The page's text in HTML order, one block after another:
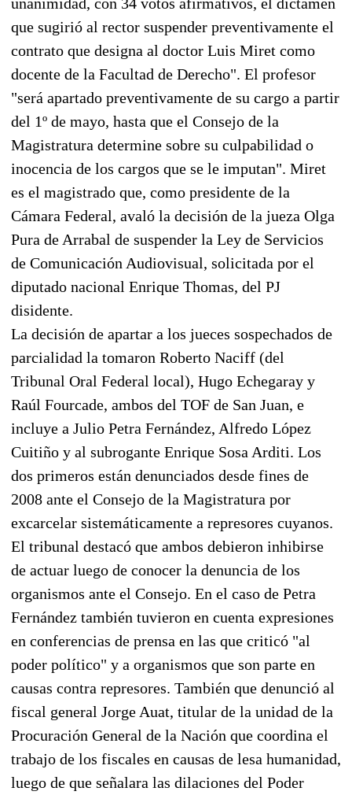
que sugirió al rector suspender preventivamente el
contrato que designa al doctor Luis Miret como
docente de la Facultad de Derecho". El profesor
"será apartado preventivamente de su cargo a partir
del 1º de mayo, hasta que el Consejo de la
Magistratura determine sobre su culpabilidad o
inocencia de los cargos que se le imputan". Miret
es el magistrado que, como presidente de la
Cámara Federal, avaló la decisión de la jueza Olga
Pura de Arrabal de suspender la Ley de Servicios
de Comunicación Audiovisual, solicitada por el
diputado nacional Enrique Thomas, del PJ
disidente.
La decisión de apartar a los jueces sospechados de
parcialidad la tomaron Roberto Naciff (del
Tribunal Oral Federal local), Hugo Echegaray y
Raúl Fourcade, ambos del TOF de San Juan, e
incluye a Julio Petra Fernández, Alfredo López
Cuitiño y al subrogante Enrique Sosa Arditi. Los
dos primeros están denunciados desde fines de
2008 ante el Consejo de la Magistratura por
excarcelar sistemáticamente a represores cuyanos.
El tribunal destacó que ambos debieron inhibirse
de actuar luego de conocer la denuncia de los
organismos ante el Consejo. En el caso de Petra
Fernández también tuvieron en cuenta expresiones
en conferencias de prensa en las que criticó "al
poder político" y a organismos que son parte en
causas contra represores. También que denunció al
fiscal general Jorge Auat, titular de la unidad de la
Procuración General de la Nación que coordina el
trabajo de los fiscales en causas de lesa humanidad,
luego de que señalara las dilaciones del Poder